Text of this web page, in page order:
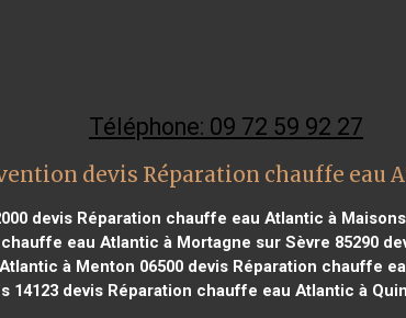
Téléphone: 09 72 59 92 27
devis Réparation chauffe eau
devis Réparation chauffe eau Atlantic à Maisons
eau Atlantic à Mortagne sur Sèvre 85290
à Menton 06500 devis Réparation chauffe
14123 devis Réparation chauffe eau Atlantic à